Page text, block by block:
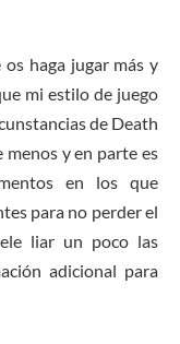
haga jugar más y
mi estilo de juego
de Death
menos y en parte es
en los que
para no perder el
liar un poco las
adicional para